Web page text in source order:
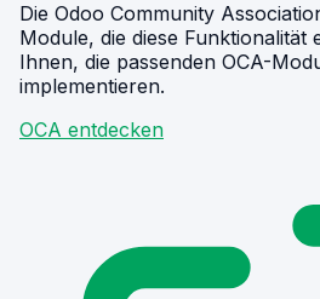
Die Odoo Community
Module, die diese Funktionalität
Ihnen, die passenden OCA-
implementieren.
OCA entdecken